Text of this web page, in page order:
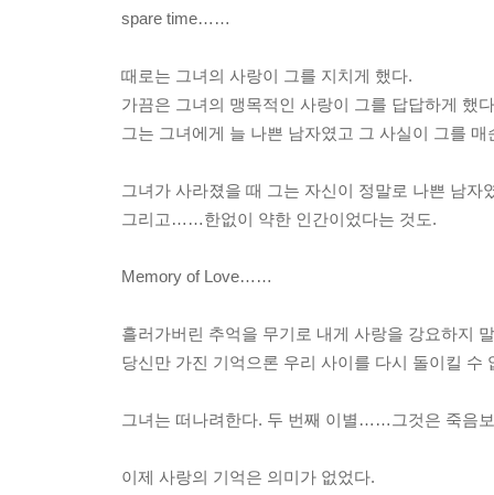
spare time……
때로는 그녀의 사랑이 그를 지치게 했다.
가끔은 그녀의 맹목적인 사랑이 그를 답답하게 했
그는 그녀에게 늘 나쁜 남자였고 그 사실이 그를
그녀가 사라졌을 때 그는 자신이 정말로 나쁜 남자
그리고……한없이 약한 인간이었다는 것도.
Memory of Love……
흘러가버린 추억을 무기로 내게 사랑을 강요하지
당신만 가진 기억으론 우리 사이를 다시 돌이킬 수
그녀는 떠나려한다. 두 번째 이별……그것은 죽음
이제 사랑의 기억은 의미가 없었다.